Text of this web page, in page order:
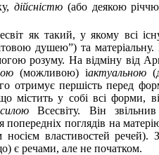
дійсністю (або деякою
як такий, у якому всі
душею”) та
розуму. На відміну від
(можливою) іактуальною
отримує першість перед
містить у собі всі форми,
силоюВсесвіту. Він
поглядів на
носієм властивостей речей).
є речами, але не початком.